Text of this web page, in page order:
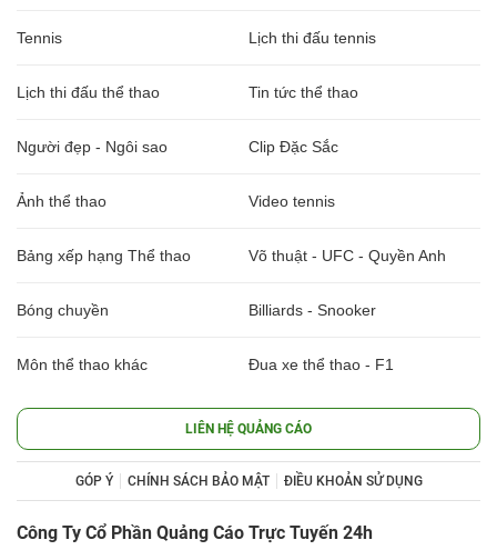
Tennis Lịch thi đấu tennis
Lịch thi đấu thể thao Tin tức thể thao
Người đẹp - Ngôi sao Clip Đặc Sắc
Ảnh thể thao Video tennis
Bảng xếp hạng Thể thao Võ thuật - UFC - Quyền Anh
Bóng chuyền Billiards - Snooker
Môn thể thao khác Đua xe thể thao - F1
LIÊN HỆ QUẢNG CÁO
GÓP Ý CHÍNH SÁCH BẢO MẬT ĐIỀU KHOẢN SỬ DỤNG
Công Ty Cổ Phần Quảng Cáo Trực Tuyến 24h